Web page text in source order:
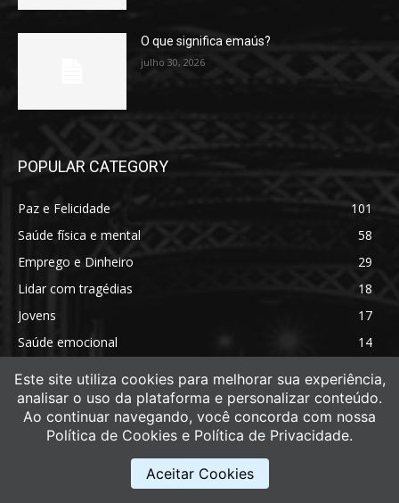
O que significa emaús?
julho 30, 2026
POPULAR CATEGORY
Paz e Felicidade
101
Saúde física e mental
58
Emprego e Dinheiro
29
Lidar com tragédias
18
Jovens
17
Saúde emocional
14
Este site utiliza cookies para melhorar sua experiência,
analisar o uso da plataforma e personalizar conteúdo.
Ao continuar navegando, você concorda com nossa
Política de Cookies e Política de Privacidade.
Aceitar Cookies